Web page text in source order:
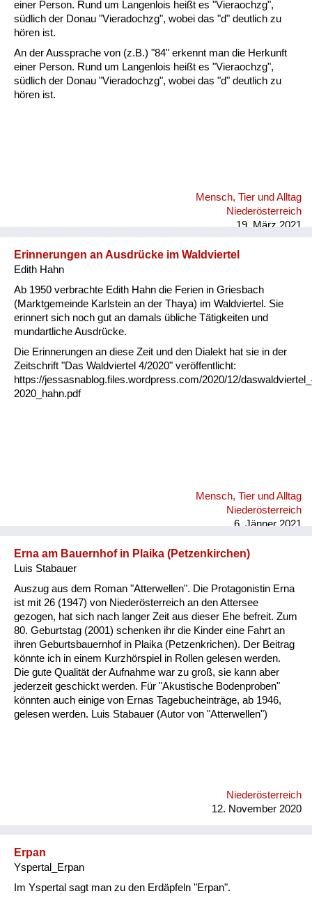
einer Person. Rund um Langenlois heißt es "Vieraochzg",
südlich der Donau "Vieradochzg", wobei das "d" deutlich zu
hören ist.
An der Aussprache von (z.B.) "84" erkennt man die Herkunft
einer Person. Rund um Langenlois heißt es "Vieraochzg",
südlich der Donau "Vieradochzg", wobei das "d" deutlich zu
hören ist.
Mensch, Tier und Alltag
Niederösterreich
19. März 2021
Erinnerungen an Ausdrücke im Waldviertel
Edith Hahn
Ab 1950 verbrachte Edith Hahn die Ferien in Griesbach
(Marktgemeinde Karlstein an der Thaya) im Waldviertel. Sie
erinnert sich noch gut an damals übliche Tätigkeiten und
mundartliche Ausdrücke.
Die Erinnerungen an diese Zeit und den Dialekt hat sie in der
Zeitschrift "Das Waldviertel 4/2020" veröffentlicht:
https://jessasnablog.files.wordpress.com/2020/12/
2020_hahn.pdf
Mensch, Tier und Alltag
Niederösterreich
6. Jänner 2021
Erna am Bauernhof in Plaika (Petzenkirchen)
Luis Stabauer
Auszug aus dem Roman "Atterwellen". Die Protagonistin Erna
ist mit 26 (1947) von Niederösterreich an den Attersee
gezogen, hat sich nach langer Zeit aus dieser Ehe befreit. Zum
80. Geburtstag (2001) schenken ihr die Kinder eine Fahrt an
ihren Geburtsbauernhof in Plaika (Petzenkrichen). Der Beitrag
könnte ich in einem Kurzhörspiel in Rollen gelesen werden.
Die gute Qualität der Aufnahme war zu groß, sie kann aber
jederzeit geschickt werden. Für "Akustische Bodenproben"
könnten auch einige von Ernas Tagebucheinträge, ab 1946,
gelesen werden. Luis Stabauer (Autor von "Atterwellen")
Niederösterreich
12. November 2020
Erpan
Yspertal_Erpan
Im Yspertal sagt man zu den Erdäpfeln "Erpan".